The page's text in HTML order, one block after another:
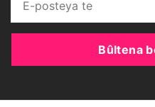
Bûltena